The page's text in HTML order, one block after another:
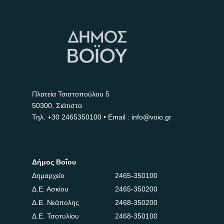
Πλατεία Τσιστοπούλου 5
50300, Σιάτιστα
Τηλ. +30 2465350100 • Email : info@voio.gr
Δήμος Βοΐου
Δημαρχείο
2465-350100
Δ.Ε. Ασκίου
2465-350200
Δ.Ε. Νεάπολης
2468-350200
Δ.Ε. Τσοτυλίου
2468-350100